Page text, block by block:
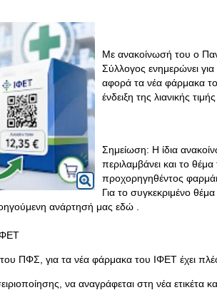
Με ανακοίνωσή του ο
Σύλλογος ενημερώνει
αφορά τα νέα φάρμακα
ένδειξη της λιανικής
Σημείωση: Η ίδια
περιλαμβάνει και το
προχορηγηθέντος
Για το συγκεκριμένο
ανάρτησή μας εδώ .
ΠΦΣ, για τα νέα φάρμακα του ΙΦΕΤ έχει
να αναγράφεται στη νέα ετικέτα